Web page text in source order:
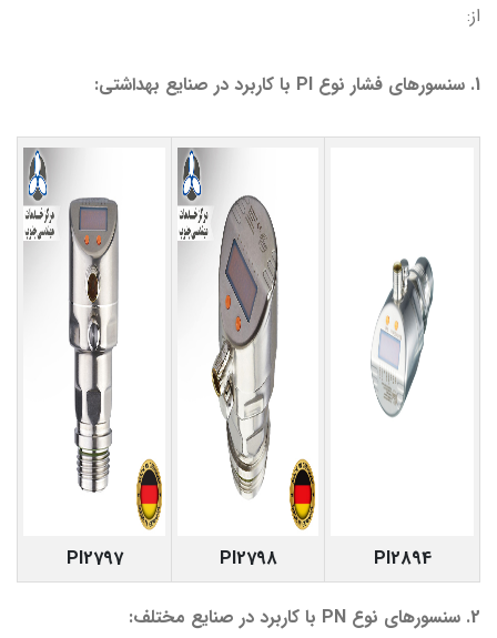
از:
1. سنسورهای فشار نوع PI با کاربرد در صنایع بهداشتی:
PI2894
PI2798
PI2797
2. سنسورهای نوع PN با کاربرد در صنایع مختلف: